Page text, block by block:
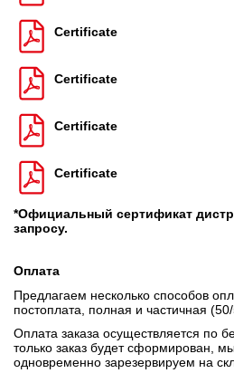
Certificate
Certificate
Certificate
Certificate
*Официальный сертификат
запросу.
Оплата
Предлагаем несколько способов
постоплата, полная и частичная
Оплата заказа осуществляется по
только заказ будет сформирован,
одновременно зарезервируем на